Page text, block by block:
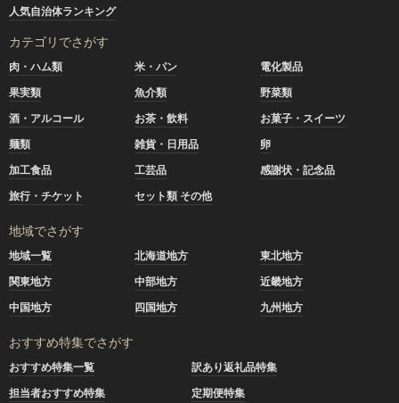
人気自治体ランキング
カテゴリでさがす
肉・ハム類 米・パン
電化製品
果実類
魚介類
野菜類
酒・アルコール
お茶・飲料
お菓子・スイーツ
麺類
雑貨・日用品
卵
加工食品
工芸品
感謝状・記念品
旅行・チケット
セット類 その他
地域でさがす
地域一覧 北海道地方
東北地方
関東地方
中部地方
近畿地方
中国地方
四国地方 九州地方
おすすめ特集でさがす
おすすめ特集一覧
訳あり返礼品特集
担当者おすすめ特集
定期便特集